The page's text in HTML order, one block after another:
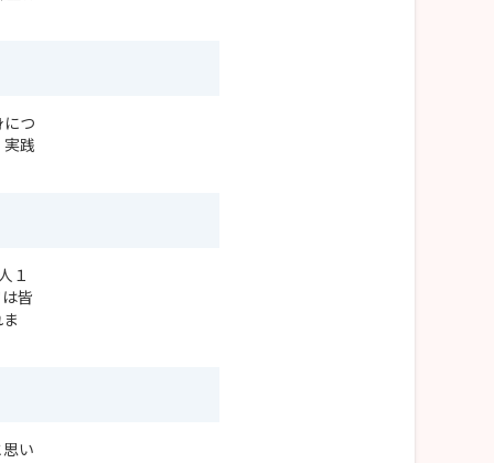
つ
践
１
皆
い